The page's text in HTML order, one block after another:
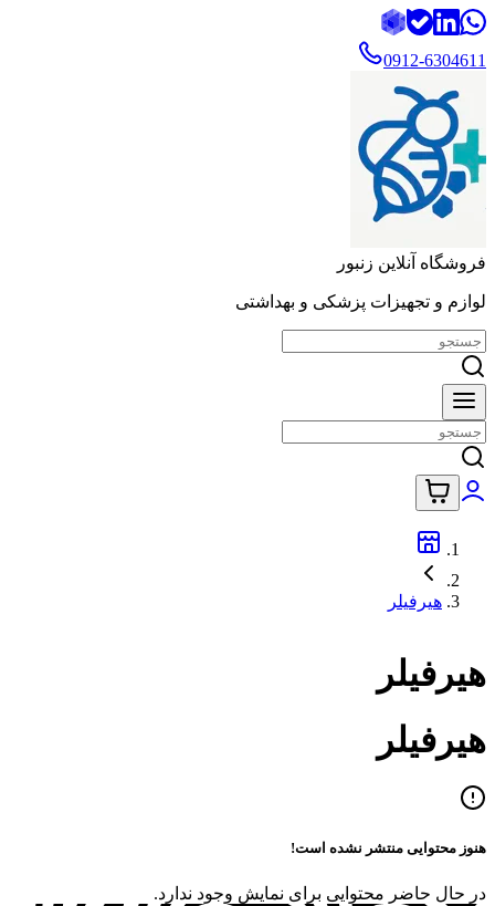
0912-6304611
فروشگاه آنلاین زنبور
لوازم و تجهیزات پزشکی و بهداشتی
هیرفیلر
هیرفیلر
هیرفیلر
هنوز محتوایی منتشر نشده است!
در حال حاضر محتوایی برای نمایش وجود ندارد.